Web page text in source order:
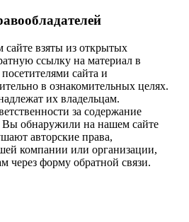
взяты из открытых
ссылку на материал в
сайта и
в ознакомительных целях.
их владельцам.
за содержание
Вы обнаружили на нашем сайте
авторские права,
компании или организации,
через форму обратной связи.